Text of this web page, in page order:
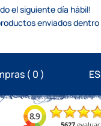
el siguiente día hábil!
enviados dentro
( 0) ES